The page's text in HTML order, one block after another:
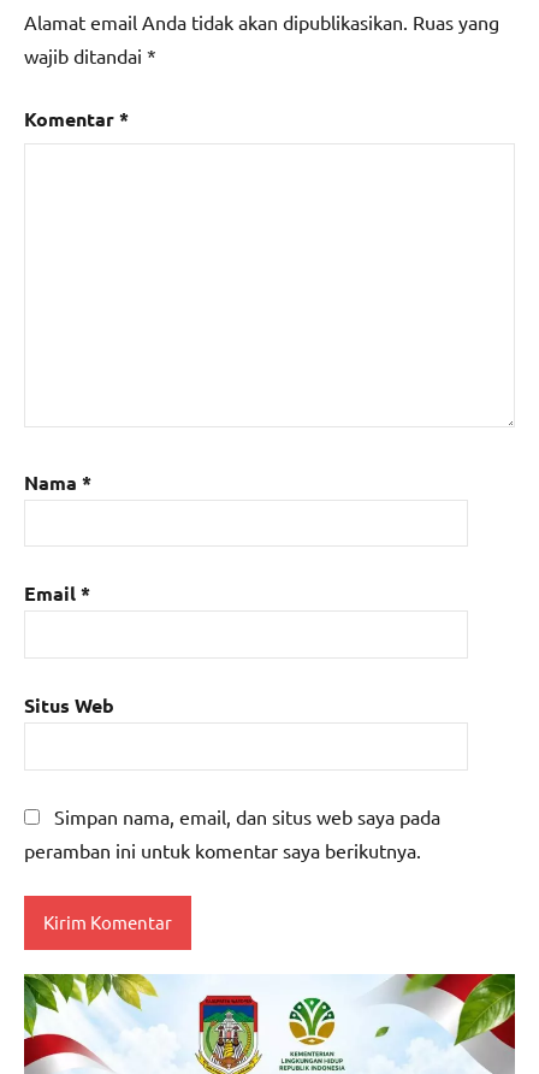
Alamat email Anda tidak akan dipublikasikan. Ruas yang
wajib ditandai *
Komentar*
Nama *
Email*
Situs Web
Simpan nama, email, dan situs web saya pada
peramban ini untuk komentar saya berikutnya.